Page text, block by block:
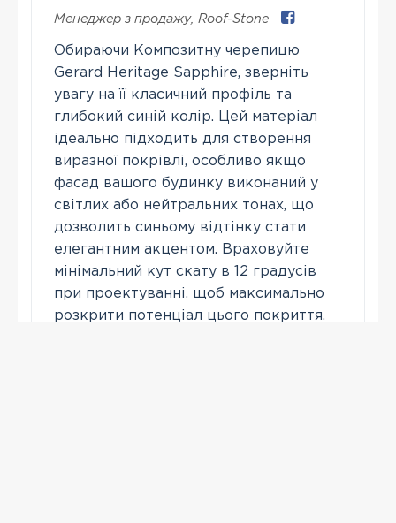
Менеджер з продажу, Roof-Stone
Обираючи Композитну черепицю
Gerard Heritage Sapphire, зверніть
увагу на її класичний профіль та
глибокий синій колір. Цей матеріал
ідеально підходить для створення
виразної покрівлі, особливо якщо
фасад вашого будинку виконаний у
світлих або нейтральних тонах, що
дозволить синьому відтінку стати
елегантним акцентом. Враховуйте
мінімальний кут скату в 12 градусів
при проектуванні, щоб максимально
розкрити потенціал цього покриття.